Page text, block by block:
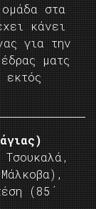
στα
κάνει
για την
ματς
(85΄